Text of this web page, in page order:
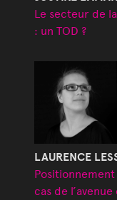
Le secteur de
: un TOD ?
LAURENCE
cas de